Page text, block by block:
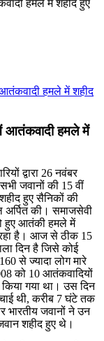
हमले में शहीद
आतंकवादी हमले में
द्वारा 26 नवंबर
जवानों की 15 वीं
हुए सैनिकों की
अर्पित की। समाजसेवी
हुए आतंकी हमले में
रहा है। आज से ठीक 15
दिन है जिसे कोई
से ज्यादा लोग मारे
को 10 आतंकवादियों
गया था। उस दिन
थी, करीब 7 घंटे तक
भारतीय जवानों ने उन
शहीद हुए थे।